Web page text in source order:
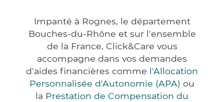
Impanté à Rognes, le département
Bouches-du-Rhône et sur l'ensemble
de la France, Click&Care vous
accompagne dans vos demandes
d'aides financières comme l'Allocation
Personnalisée d'Autonomie (APA) ou
la Prestation de Compensation du